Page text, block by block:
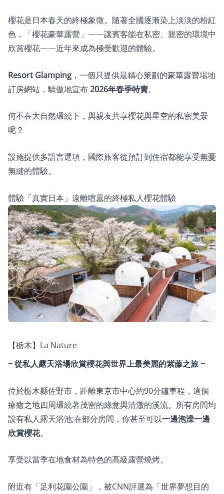
櫻花是日本春天的終極象徵。隨著全國逐漸染上淡淡的粉紅
色，「櫻花豪華露營 」——讓賓客能在私密、親密的環境中
欣賞櫻花——近年來成為極受歡迎的體驗。
Resort Glamping ，一個只提供最精心策劃的豪華露營場地
訂房網站，驕傲地宣布2026年春季特賣。
何不在大自然環繞下，與親友共享櫻花與星空的私密美景
呢？
設施提供多語言選項，國際旅客從預訂到住宿都能享受無憂
無縫的體驗。
體驗「真實日本」遠離喧囂的終極私人櫻花體驗
【栃木】La Nature
~ 從私人露天浴場欣賞櫻花與世界上最美麗的紫藤之旅 ~
位於栃木縣佐野市，距離東京市中心約90分鐘車程，這個
療癒之地四周環繞著茂密的綠意與清澈的溪流。所有房間均
設有私人露天浴池;在部分房間，你甚至可以一邊泡澡一邊
欣賞櫻花。
享受以當季在地食材為特色的高級露營燒烤。
附近有「足利花園公園」，被CNN評選為「世界夢想目的